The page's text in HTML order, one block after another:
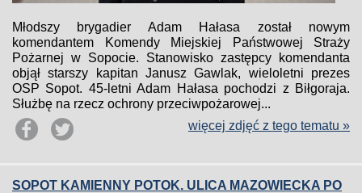
Młodszy brygadier Adam Hałasa został nowym
komendantem Komendy Miejskiej Państwowej Straży
Pożarnej w Sopocie. Stanowisko zastępcy komendanta
objął starszy kapitan Janusz Gawlak, wieloletni prezes
OSP Sopot. 45-letni Adam Hałasa pochodzi z Biłgoraja.
Służbę na rzecz ochrony przeciwpożarowej...
więcej zdjęć z tego tematu »
SOPOT KAMIENNY POTOK. ULICA MAZOWIECKA PO